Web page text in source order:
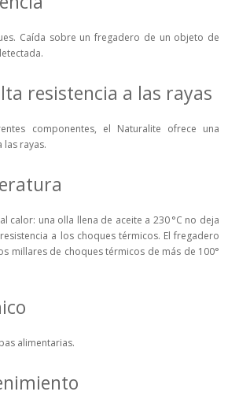
Caída sobre un fregadero de un objeto de
resistencia a las rayas
componentes, el Naturalite ofrece una
las rayas.
calor: una olla llena de aceite a 230 °C no deja
a los choques térmicos. El fregadero
millares de choques térmicos de más de 100°
alimentarias.